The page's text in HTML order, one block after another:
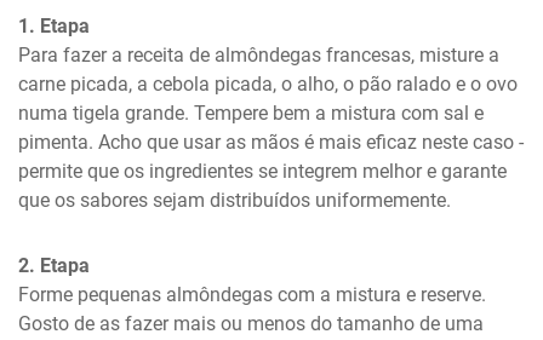
1. Etapa
Para fazer a receita de almôndegas francesas, misture a
carne picada, a cebola picada, o alho, o pão ralado e o ovo
numa tigela grande. Tempere bem a mistura com sal e
pimenta. Acho que usar as mãos é mais eficaz neste caso -
permite que os ingredientes se integrem melhor e garante
que os sabores sejam distribuídos uniformemente.
2. Etapa
Forme pequenas almôndegas com a mistura e reserve.
Gosto de as fazer mais ou menos do tamanho de uma